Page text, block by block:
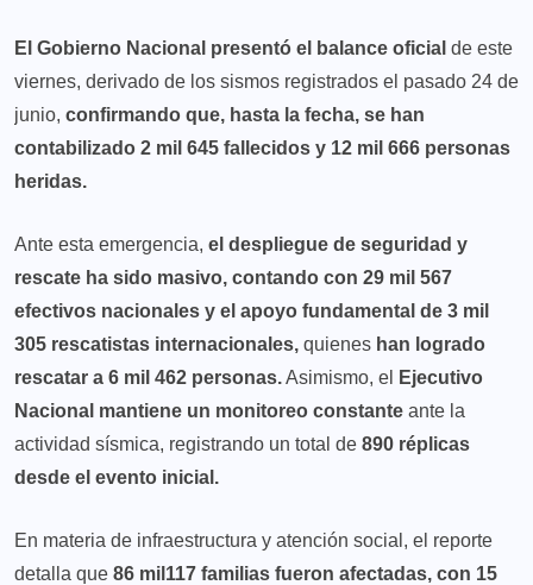
El Gobierno Nacional presentó el balance oficial de este
viernes, derivado de los sismos registrados el pasado 24 de
junio, confirmando que, hasta la fecha, se han
contabilizado 2 mil 645 fallecidos y 12 mil 666 personas
heridas.
Ante esta emergencia, el despliegue de seguridad y
rescate ha sido masivo, contando con 29 mil 567
efectivos nacionales y el apoyo fundamental de 3 mil
305 rescatistas internacionales, quienes han logrado
rescatar a 6 mil 462 personas.Asimismo, el
Ejecutivo
Nacional mantiene un monitoreo constante ante la
actividad sísmica, registrando un total de 890 réplicas
desde el evento inicial.
En materia de infraestructura y atención social, el reporte
detalla que 86 mil117 familias fueron afectadas, con 15